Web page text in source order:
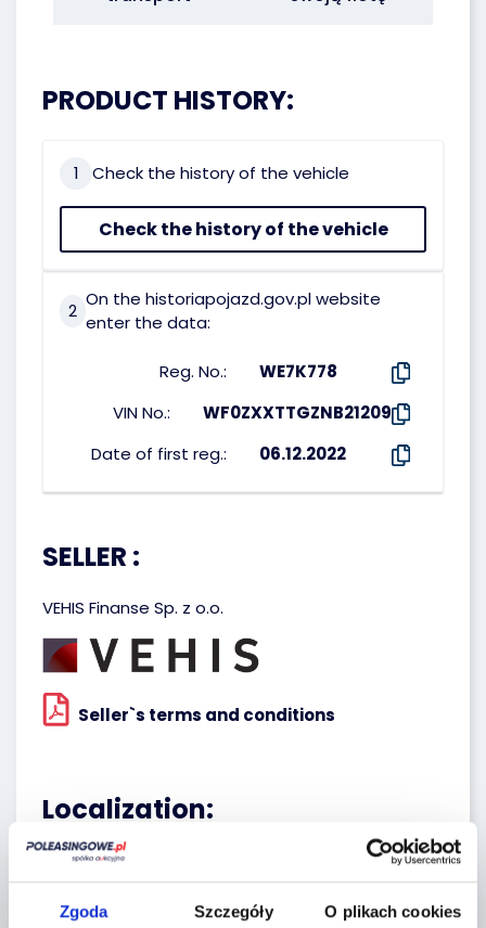
Zgoda Szczegóły O plikach cookies
PRODUCT HISTORY:
1 Check the history of the vehicle
Check the history of the vehicle
2
On the historiapojazd.gov.pl website
enter the data:
Reg. No.:
WE7K778
VIN No.:
WF0ZXXTTGZNB21209
Date of first reg.:
06.12.2022
SELLER :
VEHIS Finanse Sp. z o.o.
Seller`s terms and conditions
Localization:
Miękinia,
Aukcyjna 1